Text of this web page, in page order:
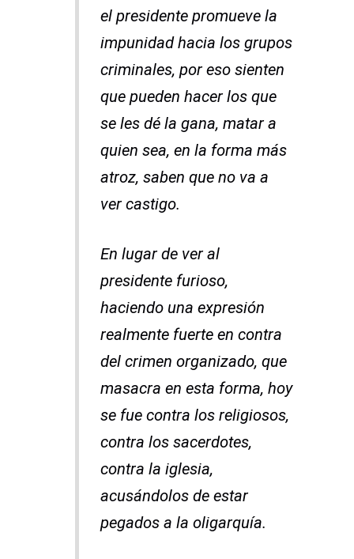
el presidente promueve la
impunidad hacia los grupos
criminales, por eso sienten
que pueden hacer los que
se les dé la gana, matar a
quien sea, en la forma más
atroz, saben que no va a
ver castigo.
En lugar de ver al
presidente furioso,
haciendo una expresión
realmente fuerte en contra
del crimen organizado, que
masacra en esta forma, hoy
se fue contra los religiosos,
contra los sacerdotes,
contra la iglesia,
acusándolos de estar
pegados a la oligarquía.